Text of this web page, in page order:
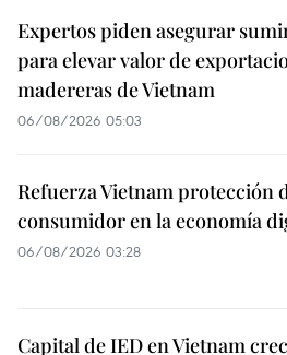
Expertos piden asegurar
para elevar valor de
madereras de Vietnam
06/08/2026 05:03
Refuerza Vietnam protección
consumidor en la economía
06/08/2026 03:28
Capital de IED en Vietnam